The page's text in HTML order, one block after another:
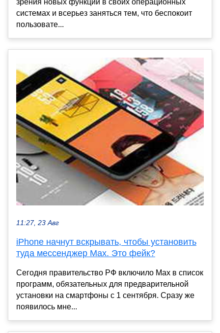
зрения новых функций в своих операционных
системах и всерьез заняться тем, что беспокоит
пользовате...
11:27, 23 Авг
iPhone начнут вскрывать, чтобы установить
туда мессенджер Max. Это фейк?
Сегодня правительство РФ включило Max в список
программ, обязательных для предварительной
установки на смартфоны с 1 сентября. Сразу же
появилось мне...